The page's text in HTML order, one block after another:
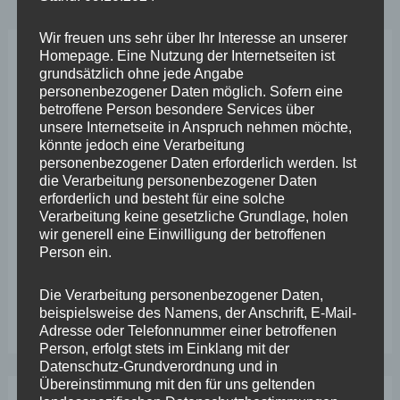
Süs
zum
Amtsantritt
und
informiert
sich
über
Pilotprojekt
„Bezirksdienst“
Neueste Beiträge
Wefelscheid lehnt Verfassungsänderung ab
VfL Kesselheim e.V. bittet Stadt um Unterstützung bei
Sanierung des Sportplatzes
Engstelle in Aachener Straße – Wefelscheid: „Rübenach
erstickt im Verkehr“
Wefelscheid bei 3-jährigem Jubiläum von Particura
Wir freuen uns sehr über Ihr Interesse an unserer
Homepage. Eine Nutzung der Internetseiten ist
grundsätzlich ohne jede Angabe
personenbezogener Daten möglich. Sofern eine
betroffene Person besondere Services über
unsere Internetseite in Anspruch nehmen möchte,
könnte jedoch eine Verarbeitung
personenbezogener Daten erforderlich werden. Ist
die Verarbeitung personenbezogener Daten
erforderlich und besteht für eine solche
Verarbeitung keine gesetzliche Grundlage, holen
wir generell eine Einwilligung der betroffenen
Person ein.
Die Verarbeitung personenbezogener Daten,
beispielsweise des Namens, der Anschrift, E-Mail-
Adresse oder Telefonnummer einer betroffenen
Person, erfolgt stets im Einklang mit der
Datenschutz-Grundverordnung und in
Übereinstimmung mit den für uns geltenden